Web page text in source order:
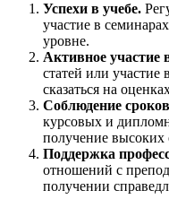
Успехи в учебе.
участие в
уровне.
Активное участие
статей или
сказаться на
Соблюдение
курсовых и
получение высоких
Поддержка
отношений с
получении